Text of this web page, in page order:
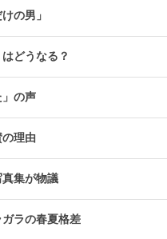
の男」
どうなる？
の声
理由
集が物議
ラの春夏格差